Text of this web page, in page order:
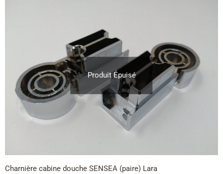
Produit Épuisé
Charnière cabine douche SENSEA (paire) Lara